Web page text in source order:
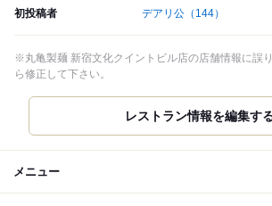
初投稿者 デアリ公 （144）
※丸亀製麺 新宿文化クイントビル店の店舗情報に誤
ら修正して下さい。
レストラン情報を編集す
メニュー